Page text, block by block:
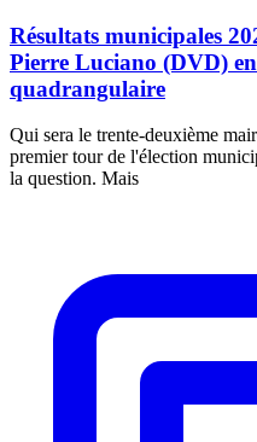
Résultats municipales
Pierre Luciano (DVD)
quadrangulaire
Qui sera le trente-deuxième
premier tour de l'élection
la question. Mais